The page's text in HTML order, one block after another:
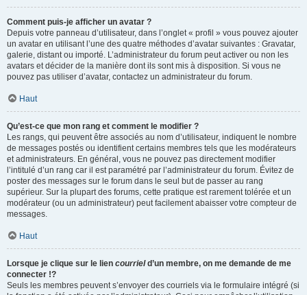
Comment puis-je afficher un avatar ?
Depuis votre panneau d’utilisateur, dans l’onglet « profil » vous pouvez ajouter
un avatar en utilisant l’une des quatre méthodes d’avatar suivantes : Gravatar,
galerie, distant ou importé. L’administrateur du forum peut activer ou non les
avatars et décider de la manière dont ils sont mis à disposition. Si vous ne
pouvez pas utiliser d’avatar, contactez un administrateur du forum.
Haut
Qu’est-ce que mon rang et comment le modifier ?
Les rangs, qui peuvent être associés au nom d’utilisateur, indiquent le nombre
de messages postés ou identifient certains membres tels que les modérateurs
et administrateurs. En général, vous ne pouvez pas directement modifier
l’intitulé d’un rang car il est paramétré par l’administrateur du forum. Évitez de
poster des messages sur le forum dans le seul but de passer au rang
supérieur. Sur la plupart des forums, cette pratique est rarement tolérée et un
modérateur (ou un administrateur) peut facilement abaisser votre compteur de
messages.
Haut
Lorsque je clique sur le lien courrield’un membre, on me demande de me
connecter !?
Seuls les membres peuvent s’envoyer des courriels via le formulaire intégré (si